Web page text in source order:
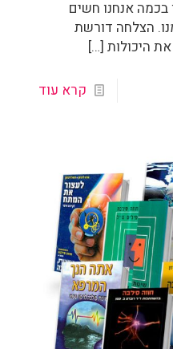
בכמה אנחנו חשים
הצלחה דורשת
היכולות […]
קרא עוד